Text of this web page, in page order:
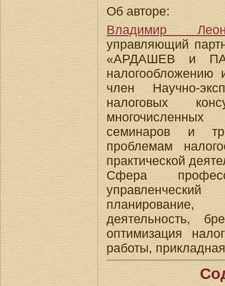
Об авторе:
Владимир
управляющий
«АРДАШЕВ и
налогообложению
член Научно-
налоговых
семинаров и
проблемам
практической
Сфера
планирование,
деятельность,
оптимизация
работы,